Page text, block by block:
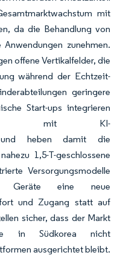
mit
da die Behandlung von
zunehmen.
offene Vertikalfelder, die
während der Echtzeit-
geringere
Start-ups integrieren
mit KI-
und heben damit die
1,5-T-geschlossene
Versorgungsmodelle
Geräte eine neue
und Zugang statt auf
sicher, dass der Markt
in Südkorea nicht
ausgerichtet bleibt.